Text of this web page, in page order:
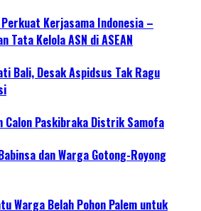
Kerjasama Indonesia –
Tata Kelola ASN di ASEAN
Bali, Desak Aspidsus Tak Ragu
Calon Paskibraka Distrik Samofa
dan Warga Gotong-Royong
Warga Belah Pohon Palem untuk